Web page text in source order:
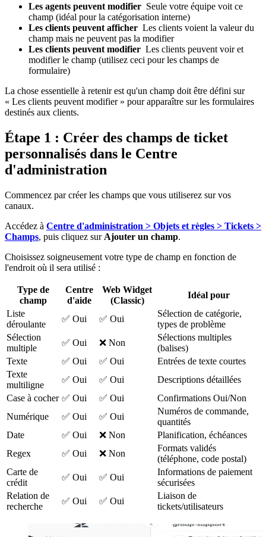
Les agents peuvent modifier Seule votre équipe voit ce
champ (idéal pour la catégorisation interne)
Les clients peuvent afficher Les clients voient la valeur du
champ mais ne peuvent pas la modifier
Les clients peuvent modifier Les clients peuvent voir et
modifier le champ (utilisez ceci pour les champs de
formulaire)
La chose essentielle à retenir est qu'un champ doit être défini sur
« Les clients peuvent modifier » pour apparaître sur les formulaires
destinés aux clients.
Étape 1 : Créer des champs de ticket
personnalisés dans le Centre
d'administration
Commencez par créer les champs que vous utiliserez sur vos
canaux.
Accédez à Centre d'administration > Objets et règles > Tickets >
Champs, puis cliquez sur Ajouter un champ.
Choisissez soigneusement votre type de champ en fonction de
l'endroit où il sera utilisé :
Type de
champ
Centre
d'aide
Web Widget
(Classic)
Idéal pour
Liste
déroulante
✅ Oui ✅ Oui
Sélection de catégorie,
types de problème
Sélection
multiple
✅ Oui ❌ Non
Sélections multiples
(balises)
Texte
✅ Oui ✅ Oui
Entrées de texte courtes
Texte
multiligne
✅ Oui ✅ Oui
Descriptions détaillées
Case à cocher ✅ Oui ✅ Oui
Confirmations Oui/Non
Numérique
✅ Oui ✅ Oui
Numéros de commande,
quantités
Date
✅ Oui ❌ Non
Planification, échéances
Regex
✅ Oui ❌ Non
Formats validés
(téléphone, code postal)
Carte de
crédit
✅ Oui ✅ Oui
Informations de paiement
sécurisées
Relation de
recherche
✅ Oui ✅ Oui
Liaison de
tickets/utilisateurs